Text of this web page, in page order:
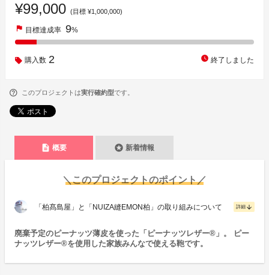
¥99,000 (目標 ¥1,000,000)
flag 目標達成率 9%
購入数 2 watch_later 終了しました
このプロジェクトは実行確約型です。
description 概要 stars 新着情報
＼このプロジェクトのポイント／
「柏髙島屋」と「NUIZA縫EMON柏」の取り組みについて 詳細 arrow_downward
廃棄予定のピーナッツ薄皮を使った「ピーナッツレザー®」。 ピー
ナッツレザー®を使用した家族みんなで使える鞄です。